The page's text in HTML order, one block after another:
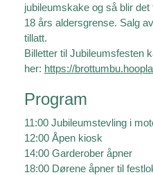
jubileumskake og så blir
18 års aldersgrense. Salg
tillatt.
Billetter til Jubileumsfesten
her: https://
Program
11:00 Jubileumstevling i
12:00 Åpen kiosk
14:00 Garderober åpner
18:00 Dørene åpner til